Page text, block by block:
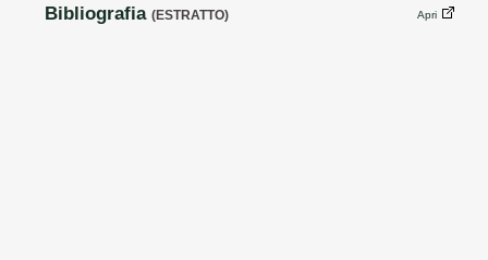
Bibliografia (ESTRATTO) Apri